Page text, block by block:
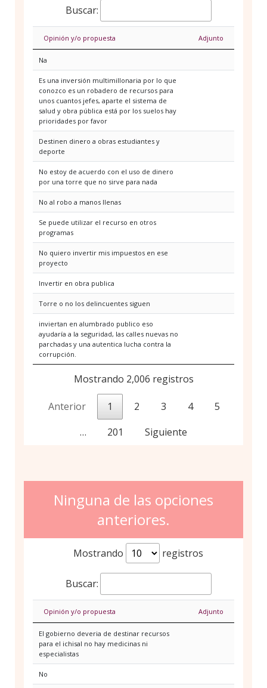
Buscar:
Opinión y/o propuesta Adjunto
Na
Es una inversión multimillonaria por lo que
conozco es un robadero de recursos para
unos cuantos jefes, aparte el sistema de
salud y obra pública está por los suelos hay
prioridades por favor
Destinen dinero a obras estudiantes y
deporte
No estoy de acuerdo con el uso de dinero
por una torre que no sirve para nada
No al robo a manos llenas
Se puede utilizar el recurso en otros
programas
No quiero invertir mis impuestos en ese
proyecto
Invertir en obra publica
Torre o no los delincuentes siguen
inviertan en alumbrado publico eso
ayudaría a la seguridad, las calles nuevas no
parchadas y una autentica lucha contra la
corrupción.
Mostrando 2,006 registros
Anterior 1 2 3 4
5
…
201 Siguiente
Ninguna de las opciones
anteriores.
Mostrando registros
Buscar:
Opinión y/o propuesta Adjunto
El gobierno deveria de destinar recursos
para el ichisal no hay medicinas ni
especialistas
No